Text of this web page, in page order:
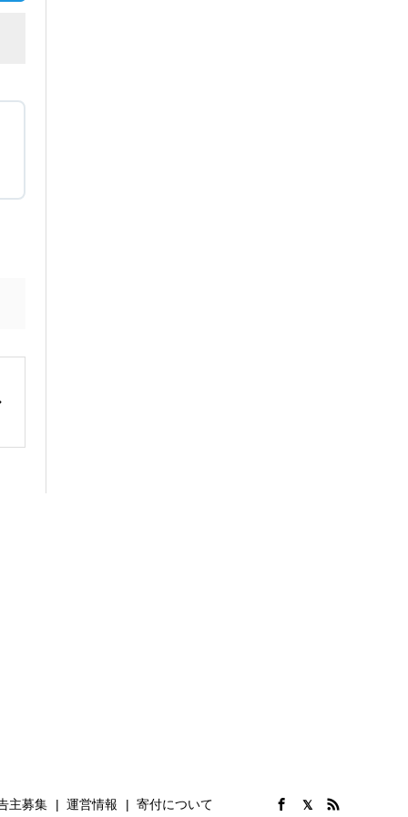
主募集 運営情報 寄付について